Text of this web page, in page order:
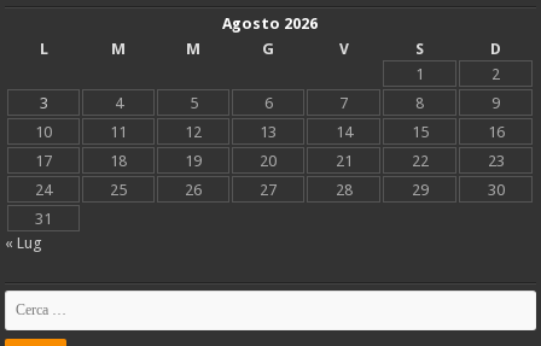
Agosto 2026
L
M M G V S
D
1
2
3
4 5 6 7 8
9
10
11 12 13 14 15
16
17
18 19 20 21 22
23
24
25 26 27 28 29
30
31
« Lug